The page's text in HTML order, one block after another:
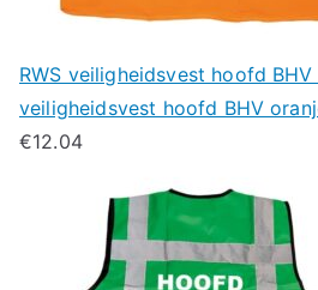
RWS veiligheidsvest hoofd
veiligheidsvest hoofd BHV
€12.04